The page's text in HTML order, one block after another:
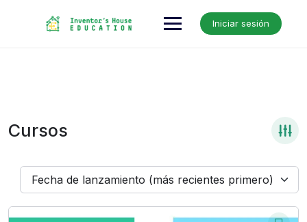
Iniciar sesión
Cursos
Fecha de lanzamiento (más recientes primero)